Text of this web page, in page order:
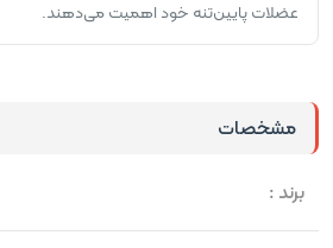
عضلات پایین‌تنه خود اهمیت می‌دهند.
مشخصات
برند :